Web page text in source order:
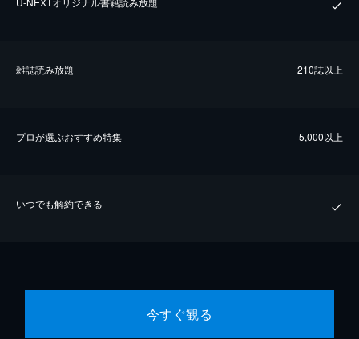
雑誌読み放題 210誌以上
プロが選ぶおすすめ特集 5,000以上
いつでも解約できる
今すぐ観る